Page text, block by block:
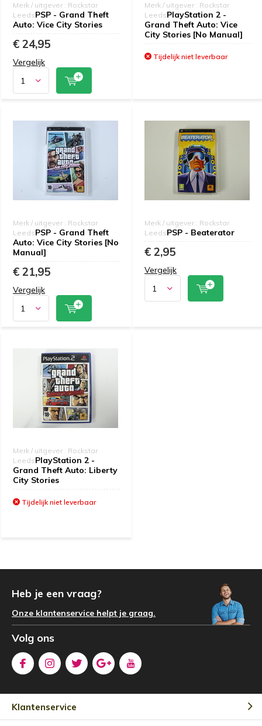
Merk / uitgever : Rockstar
LeedsPSP - Grand Theft
Auto: Vice City Stories
€ 24,95
Vergelijk
Merk / uitgever : Rockstar
LeedsPlayStation 2 -
Grand Theft Auto: Vice
City Stories [No Manual]
Tijdelijk niet leverbaar
Merk / uitgever : Rockstar
LeedsPSP - Grand Theft
Auto: Vice City Stories [No
Manual]
€ 21,95
Vergelijk
Merk / uitgever : Rockstar
LeedsPSP - Beaterator
€ 2,95
Vergelijk
Merk / uitgever : Rockstar
LeedsPlayStation 2 -
Grand Theft Auto: Liberty
City Stories
Tijdelijk niet leverbaar
Heb je een vraag?
Onze klantenservice helpt je graag.
Volg ons
Klantenservice